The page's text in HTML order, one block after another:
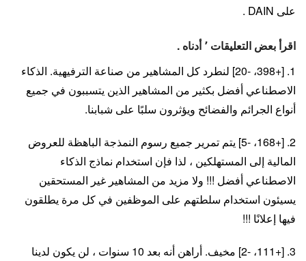
على DAIN .
اقرأ بعض التعليقات ٬ أدناه .
1. [+398، -20] لنطرد كل المشاهير من صناعة الترفيهية. الذكاء
الاصطناعي أفضل بكثير من المشاهير الذين يتسببون في جميع
أنواع الجرائم والفضائح ويؤثرون سلبًا على شبابنا.
2. [+168، -5] يتم تمرير جميع رسوم النمذجة الباهظة للعروض
المالية إلى المستهلكين ، لذا فإن استخدام نماذج الذكاء
الاصطناعي أفضل !!! ولا مزيد من المشاهير غير المستحقين
يسيئون استخدام سلطتهم على الموظفين في كل مرة يطلقون
فيها إعلانًا !!!
3. [+111، -2] مخيف. أراهن أنه بعد 10 سنوات ، لن يكون لدينا